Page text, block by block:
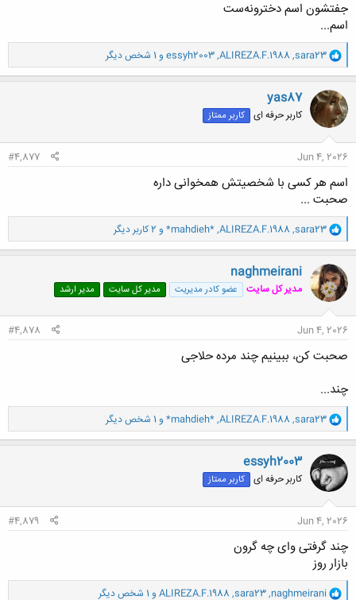
جفتشون اسم دخترونه‌ست
اسم...
و
ا
ک
ن
ش
ه
ا
sara23
,
ALIREZA.F.1988
,
essyh2003 و 1 شخص دیگر
yas87
کاربر حرفه ای کاربر ممتاز
Jun 4, 2026
#4,877
اسم هر کسی با شخصیتش همخوانی داره
صحبت ...
و
ا
ک
ن
ش
ه
ا
sara23
,
ALIREZA.F.1988
,
*mahdieh* و 2 کاربر دیگر
naghmeirani
مدیر کل سایت عضو کادر مدیریت مدیر کل سایت مدیر ارشد
Jun 4, 2026
#4,878
صحبت کن، ببینیم چند مرده حلاجی
چند...
و
ا
ک
ن
ش
ه
ا
sara23
,
ALIREZA.F.1988
,
*mahdieh* و 1 شخص دیگر
essyh2003
کاربر حرفه ای کاربر ممتاز
Jun 4, 2026
#4,879
چند گرفتی وای چه گرون
بازار روز
وnaghmeirani
,
sara23
,
ALIREZA.F.1988 و 1 شخص دیگر